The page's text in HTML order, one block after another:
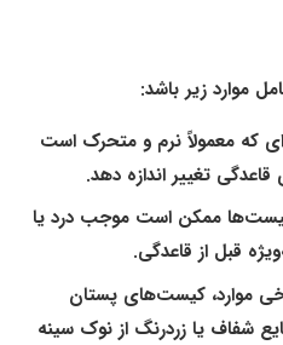
موارد زیر باشد:
که معمولاً نرم و متحرک است
تغییر اندازه دهد.
ممکن است موجب درد یا
قبل از قاعدگی.
موارد، کیست‌های پستان
شفاف یا زردرنگ از نوک سینه